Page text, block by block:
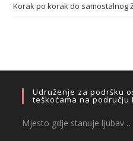
Korak po korak do samostalnog
Udruženje za podršku
teškoćama na području
Mjesto gdje stanuje ljubav…